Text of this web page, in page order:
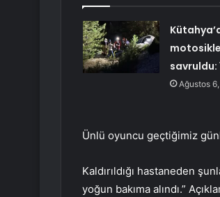
savruldu:
Ağustos
Ünlü oyuncu geçtiğimiz
Kaldırıldığı hastaneden
yoğun bakıma alındı.”